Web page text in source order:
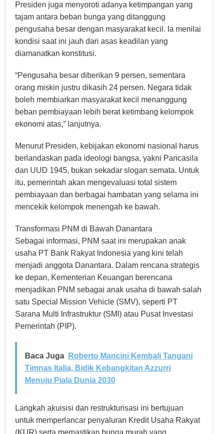
Presiden juga menyoroti adanya ketimpangan yang
tajam antara beban bunga yang ditanggung
pengusaha besar dengan masyarakat kecil. Ia menilai
kondisi saat ini jauh dari asas keadilan yang
diamanatkan konstitusi.
“Pengusaha besar diberikan 9 persen, sementara
orang miskin justru dikasih 24 persen. Negara tidak
boleh membiarkan masyarakat kecil menanggung
beban pembiayaan lebih berat ketimbang kelompok
ekonomi atas,” lanjutnya.
Menurut Presiden, kebijakan ekonomi nasional harus
berlandaskan pada ideologi bangsa, yakni Pancasila
dan UUD 1945, bukan sekadar slogan semata. Untuk
itu, pemerintah akan mengevaluasi total sistem
pembiayaan dan berbagai hambatan yang selama ini
mencekik kelompok menengah ke bawah.
Transformasi PNM di Bawah Danantara
Sebagai informasi, PNM saat ini merupakan anak
usaha PT Bank Rakyat Indonesia yang kini telah
menjadi anggota Danantara. Dalam rencana strategis
ke depan, Kementerian Keuangan berencana
menjadikan PNM sebagai anak usaha di bawah salah
satu Special Mission Vehicle (SMV), seperti PT
Sarana Multi Infrastruktur (SMI) atau Pusat Investasi
Pemerintah (PIP).
Baca Juga
Roberto Mancini Kembali Tangani
Timnas Italia, Bidik Kebangkitan Azzurri
Menuju Piala Dunia 2030
Langkah akuisisi dan restrukturisasi ini bertujuan
untuk memperlancar penyaluran Kredit Usaha Rakyat